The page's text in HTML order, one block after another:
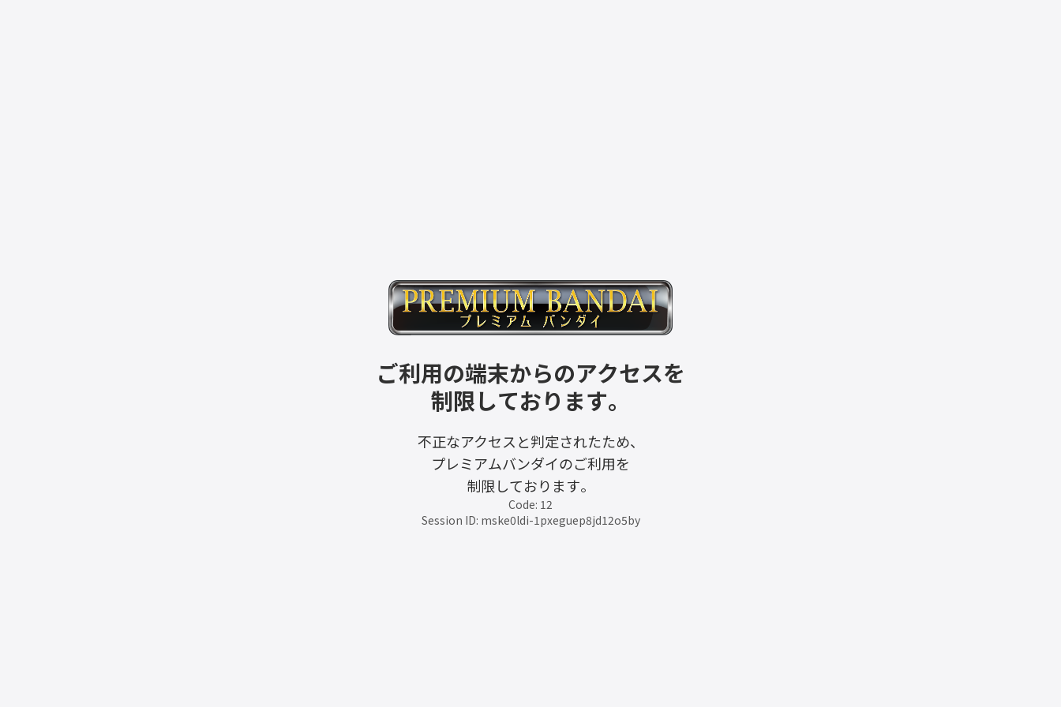
ご利用の端末からのアクセスを
制限しております。
不正なアクセスと判定されたため、
プレミアムバンダイのご利用を
制限しております。
Code: 12
Session ID: mske0ldi-1pxeguep8jd12o5by